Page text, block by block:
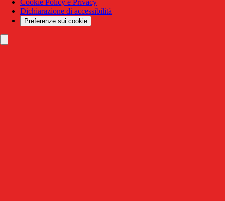
Dichiarazione di accessibilità
Preferenze sui cookie